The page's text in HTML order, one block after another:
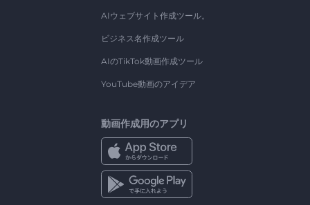
AIウェブサイト作成ツール。
ビジネス名作成ツール
AIのTikTok動画作成ツール
YouTube動画のアイデア
動画作成用のアプリ